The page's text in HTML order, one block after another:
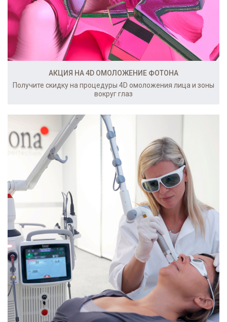
АКЦИЯ НА 4D ОМОЛОЖЕНИЕ ФОТОНА
Получите скидку на процедуры 4D омоложения лица и зоны
вокруг глаз